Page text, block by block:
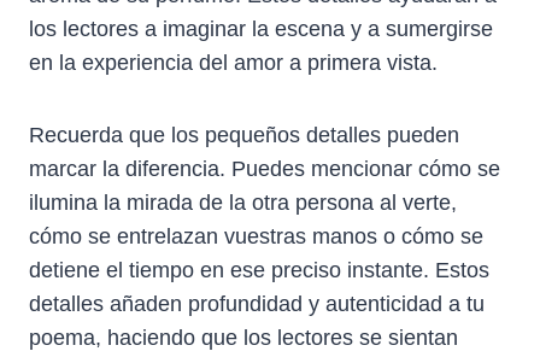
los lectores a imaginar la escena y a sumergirse
en la experiencia del amor a primera vista.
Recuerda que los pequeños detalles pueden
marcar la diferencia. Puedes mencionar cómo se
ilumina la mirada de la otra persona al verte,
cómo se entrelazan vuestras manos o cómo se
detiene el tiempo en ese preciso instante. Estos
detalles añaden profundidad y autenticidad a tu
poema, haciendo que los lectores se sientan